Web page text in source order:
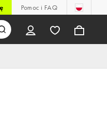
Pomoc i FAQ